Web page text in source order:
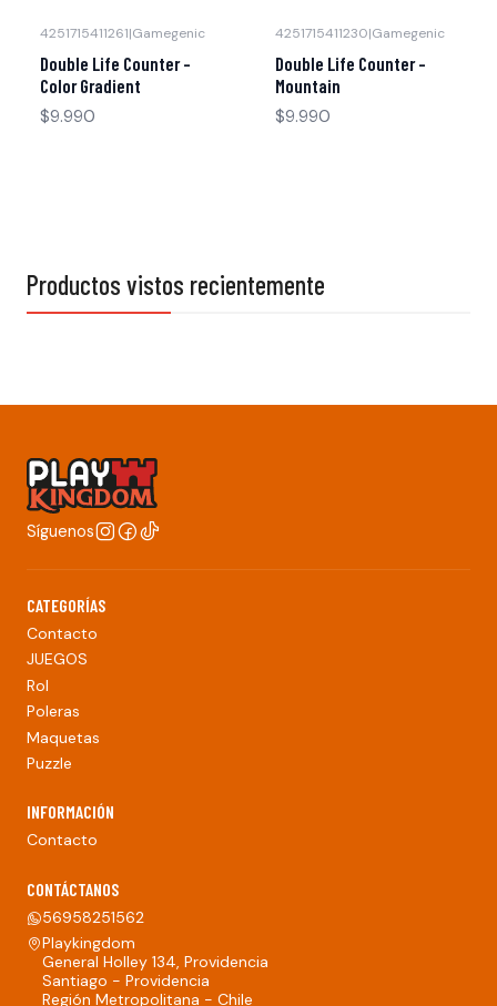
4251715411261|Gamegenic
Double Life Counter -
Color Gradient
$9.990
4251715411230|Gamegenic
Double Life Counter -
Mountain
$9.990
Productos vistos recientemente
Síguenos
CATEGORÍAS
Contacto
JUEGOS
Rol
Poleras
Maquetas
Puzzle
INFORMACIÓN
Contacto
CONTÁCTANOS
56958251562
Playkingdom
General Holley 134, Providencia
Santiago - Providencia
Región Metropolitana - Chile